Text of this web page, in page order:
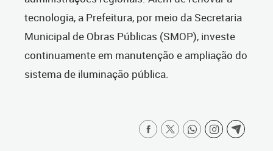
tecnologia, a Prefeitura, por meio da Secretaria
Municipal de Obras Públicas (SMOP), investe
continuamente em manutenção e ampliação do
sistema de iluminação pública.